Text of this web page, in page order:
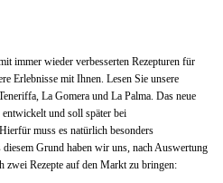
immer wieder verbesserten Rezepturen für
Erlebnisse mit Ihnen. Lesen Sie unsere
La Gomera und La Palma. Das neue
und soll später bei
muss es natürlich besonders
Grund haben wir uns, nach Auswertung
zwei Rezepte auf den Markt zu bringen: